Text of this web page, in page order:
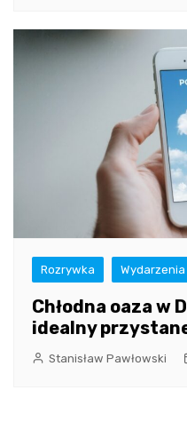
Rozrywka Wydarzenia
Chłodna oaza w
idealny
Stanisław Pawłowski